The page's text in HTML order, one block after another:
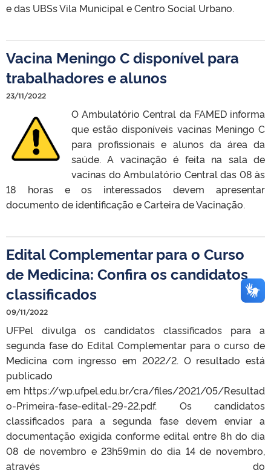
e das UBSs Vila Municipal e Centro Social Urbano.
Vacina Meningo C disponível para
trabalhadores e alunos
23/11/2022
O Ambulatório Central da FAMED informa
que estão disponíveis vacinas Meningo C
para profissionais e alunos da área da
saúde. A vacinação é feita na sala de
vacinas do Ambulatório Central das 08 às
18 horas e os interessados devem apresentar
documento de identificação e Carteira de Vacinação.
Edital Complementar para o Curso
de Medicina: Confira os candidatos
classificados
09/11/2022
UFPel divulga os candidatos classificados para a
segunda fase do Edital Complementar para o curso de
Medicina com ingresso em 2022/2. O resultado está
publicado
em https://wp.ufpel.edu.br/cra/files/2021/05/Resultad
o-Primeira-fase-edital-29-22.pdf. Os candidatos
classificados para a segunda fase devem enviar a
documentação exigida conforme edital entre 8h do dia
08 de novembro e 23h59min do dia 14 de novembro,
através do